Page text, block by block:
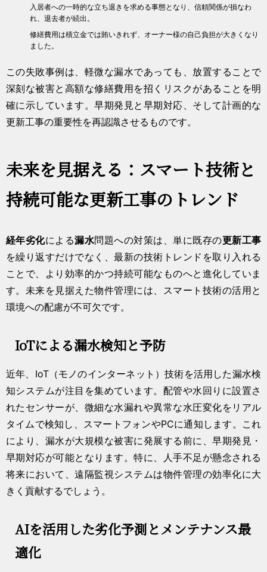
入居者への一時的な立ち退きを求める事態となり、信頼関係が損なわ
れ、退去者が続出。
修繕費用は積立金では賄いきれず、オーナー様の自己負担が大きくなり
ました。
この失敗事例は、軽微な漏水であっても、放置することで
深刻な被害と高額な修繕費用を招くリスクがあることを明
確に示しています。早期発見と早期対応、そして計画的な
更新工事の重要性を再認識させるものです。
未来を見据える：スマート技術と
持続可能な更新工事のトレンド
経年劣化による漏水問題への対策は、単に既存の更新工事
を繰り返すだけでなく、最新の技術トレンドを取り入れる
ことで、より効率的かつ持続可能なものへと進化していま
す。未来を見据えた物件管理には、スマート技術の活用と
環境への配慮が不可欠です。
IoTによる漏水検知と予防
近年、IoT（モノのインターネット）技術を活用した漏水検
知システムが注目を集めています。配管や水回りに設置さ
れたセンサーが、微細な水漏れや異常な水圧変化をリアル
タイムで検知し、スマートフォンやPCに通知します。これ
により、漏水が大規模な被害に発展する前に、早期発見・
早期対応が可能となります。特に、人手不足が懸念される
将来において、遠隔監視システムは物件管理の効率化に大
きく貢献するでしょう。
AIを活用した劣化予測とメンテナンス最
適化